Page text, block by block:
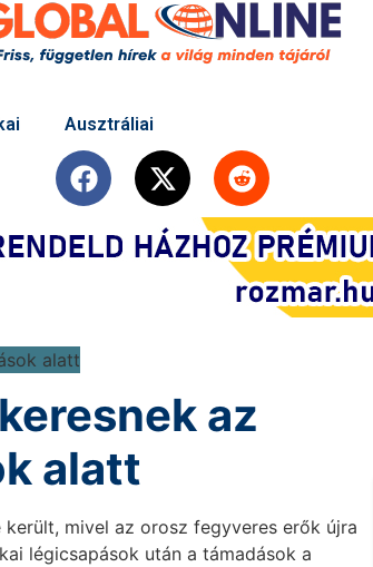
Ausztráliai
az
alatt
mivel az orosz fegyveres erők újra
légicsapások után a támadások a